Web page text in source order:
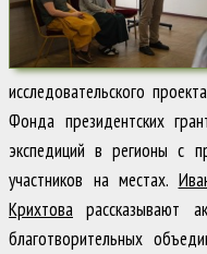
исследовательского проекта
Фонда президентских
экспедиций в регионы с
участников на местах.
Крихтова рассказывают
благотворительных